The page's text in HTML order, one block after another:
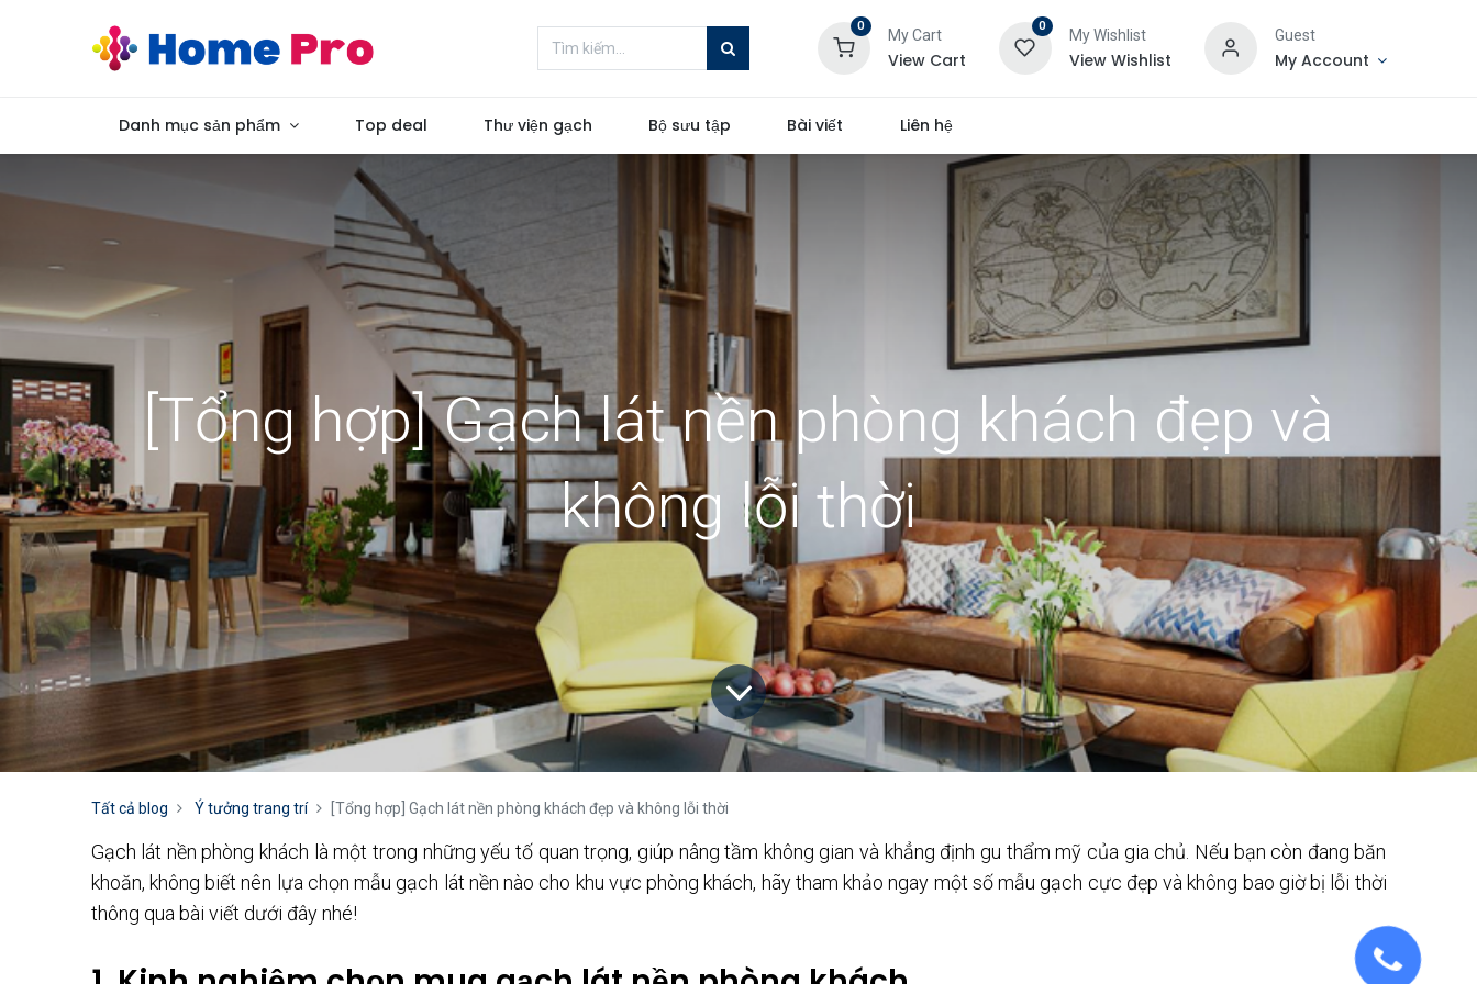
0
My Cart
View Cart
0
My Wishlist
View Wishlist
Guest
My Account
Danh mục sản phẩm Top deal Thư viện gạch Bộ sưu tập Bài viết Liên hệ
[Tổng hợp] Gạch lát nền phòng khách đẹp và
không lỗi thời
Tất cả blog Ý tưởng trang trí [Tổng hợp] Gạch lát nền phòng khách đẹp và không lỗi thời
Gạch lát nền phòng khách là một trong những yếu tố quan trọng, giúp nâng tầm không gian và khẳng định gu thẩm mỹ của gia chủ. Nếu bạn còn đang băn
khoăn, không biết nên lựa chọn mẫu gạch lát nền nào cho khu vực phòng khách, hãy tham khảo ngay một số mẫu gạch cực đẹp và không bao giờ bị lỗi thời
thông qua bài viết dưới đây nhé!